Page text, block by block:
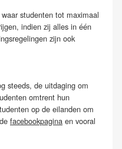
studenten tot maximaal
indien zij alles in één
zijn ook
steeds, de uitdaging om
omtrent hun
op de eilanden om
facebookpagina en vooral